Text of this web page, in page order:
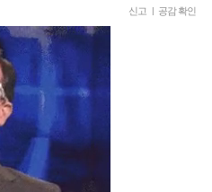
신고 | 공감 확인